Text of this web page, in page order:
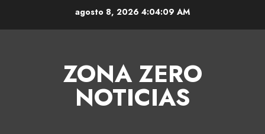
agosto 8, 2026 4:04:09 AM
ZONA ZERO
NOTICIAS